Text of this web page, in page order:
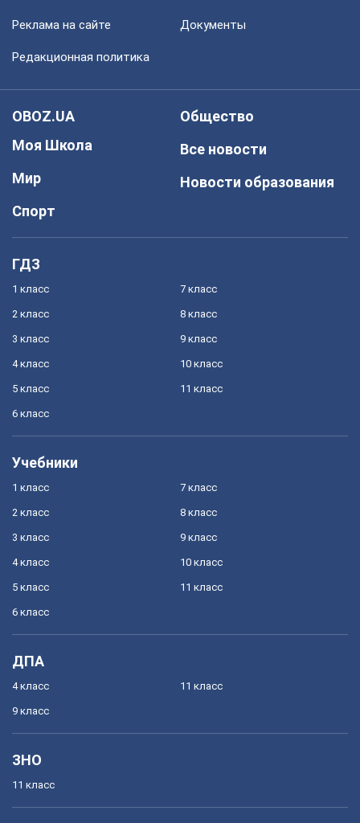
Реклама на сайте Документы
Редакционная политика
OBOZ.UA
Моя Школа
Мир
Спорт
Общество
Все новости
Новости образования
ГДЗ
1 класс
2 класс
3 класс
4 класс
5 класс
6 класс
7 класс
8 класс
9 класс
10 класс
11 класс
Учебники
1 класс
2 класс
3 класс
4 класс
5 класс
6 класс
7 класс
8 класс
9 класс
10 класс
11 класс
ДПА
4 класс
9 класс
11 класс
ЗНО
11 класс